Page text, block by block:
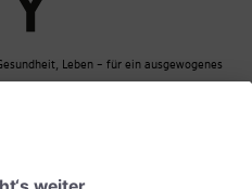
Leben – für ein ausgewogenes